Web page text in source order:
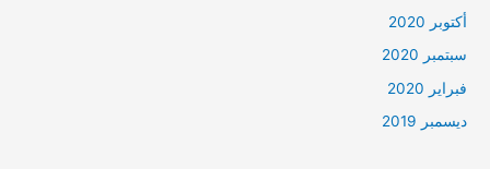
أكتوبر 2020
سبتمبر 2020
فبراير 2020
ديسمبر 2019